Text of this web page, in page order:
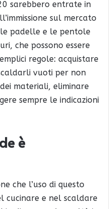
sarebbero entrate in
sul mercato
le padelle e le pentole
che possono essere
regole: acquistare
vuoti per non
materiali, eliminare
sempre le indicazioni
è
che l’uso di questo
cucinare e nel scaldare